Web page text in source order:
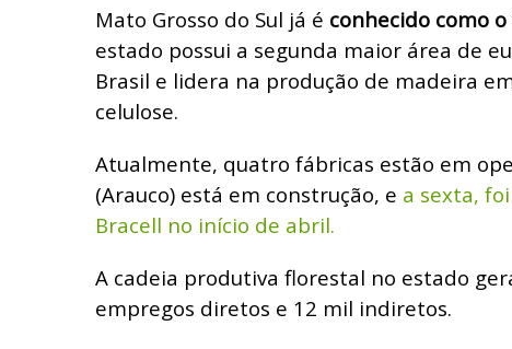
Mato Grosso do Sul já é conhecido como o
estado possui a segunda maior área de
Brasil e lidera na produção de madeira
celulose.
Atualmente, quatro fábricas estão em
(Arauco) está em construção, e a sexta,
Bracell no início de abril.
A cadeia produtiva florestal no estado
empregos diretos e 12 mil indiretos.